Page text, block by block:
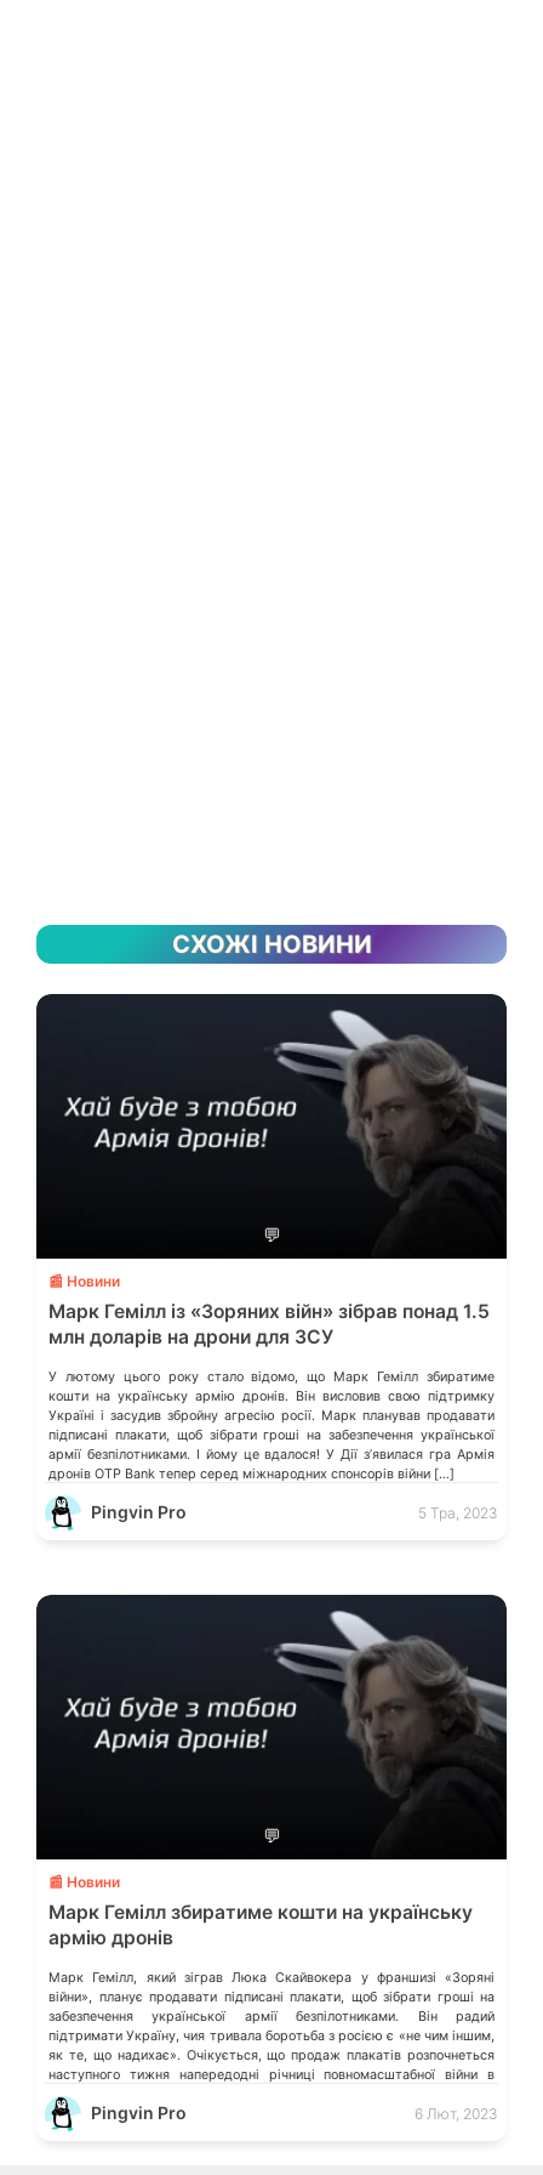
СХОЖІ НОВИНИ
💬
📰 Новини
Марк Гемілл із «Зоряних війн» зібрав понад 1.5
млн доларів на дрони для ЗСУ
У лютому цього року стало відомо, що Марк Гемілл збиратиме
кошти на українську армію дронів. Він висловив свою підтримку
Україні і засудив збройну агресію росії. Марк планував продавати
підписані плакати, щоб зібрати гроші на забезпечення української
армії безпілотниками. І йому це вдалося! У Дії зʼявилася гра Армія
дронів OTP Bank тепер серед міжнародних спонсорів війни […]
Pingvin Pro 5 Тра, 2023
💬
📰 Новини
Марк Гемілл збиратиме кошти на українську
армію дронів
Марк Гемілл, який зіграв Люка Скайвокера у франшизі «Зоряні
війни», планує продавати підписані плакати, щоб зібрати гроші на
забезпечення української армії безпілотниками. Він радий
підтримати Україну, чия тривала боротьба з росією є «не чим іншим,
як те, що надихає». Очікується, що продаж плакатів розпочнеться
наступного тижня напередодні річниці повномасштабної війни в
Україні, 24 лютого. «Ми вирішили […]
Pingvin Pro 6 Лют, 2023